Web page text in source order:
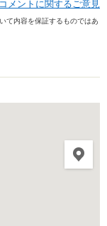
メントに関するご意見
て内容を保証するものではあ